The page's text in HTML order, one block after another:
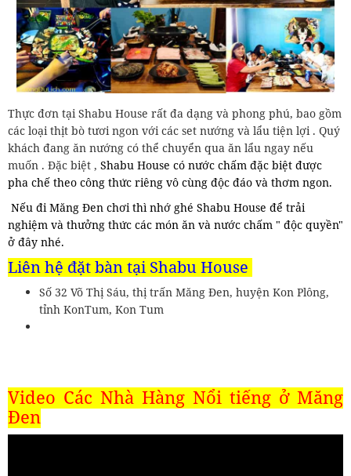
Thực đơn tại Shabu House rất đa dạng và phong phú, bao gồm
các loại thịt bò tươi ngon với các set nướng và lẩu tiện lợi . Quý
khách đang ăn nướng có thể chuyển qua ăn lẩu ngay nếu
muốn . Đặc biệt , Shabu House có nước chấm đặc biệt được
pha chế theo công thức riêng vô cùng độc đáo và thơm ngon.
Nếu đi Măng Đen chơi thì nhớ ghé Shabu House để trải
nghiệm và thưởng thức các món ăn và nước chấm " độc quyền"
ở đây nhé.
Liên hệ đặt bàn tại Shabu House
Số 32 Võ Thị Sáu, thị trấn Măng Đen, huyện Kon Plông,
tỉnh KonTum, Kon Tum
Video Các Nhà Hàng Nổi tiếng ở Măng
Đen